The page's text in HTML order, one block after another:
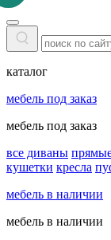
каталог
мебель под заказ
мебель под заказ
все диваны
кушетки кресла
мебель в наличии
мебель в наличии